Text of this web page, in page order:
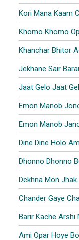
Kori Mana Kaam
Khomo Khomo
Khanchar Bhitor
Jekhane Sair
Jaat Gelo Jaat
Emon Manob
Emon Manob
Dine Dine Holo
Dhonno Dhonno
Dekhna Mon Jhak
Chander Gaye
Barir Kache Arshi
Ami Opar Hoye